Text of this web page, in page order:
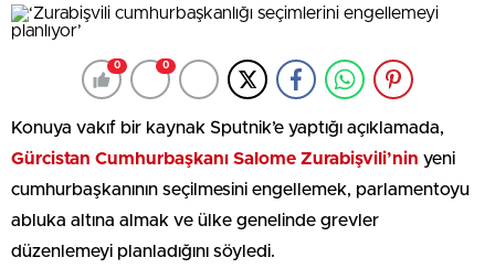
0 0
Konuya vakıf bir kaynak Sputnik’e yaptığı açıklamada,
Gürcistan Cumhurbaşkanı Salome Zurabişvili’nin yeni
cumhurbaşkanının seçilmesini engellemek, parlamentoyu
abluka altına almak ve ülke genelinde grevler
düzenlemeyi planladığını söyledi.